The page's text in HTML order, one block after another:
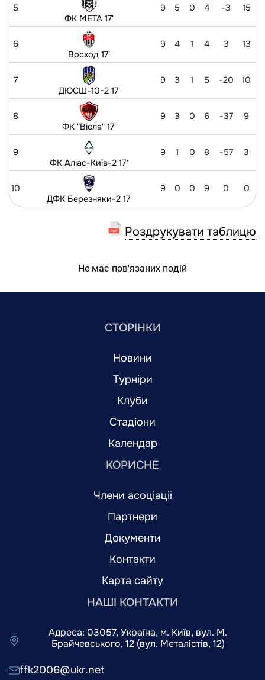
5
ФК МЕТА 17'
9 5 0 4 -3 15
6
Восход 17'
9 4 1 4 3 13
7
ДЮСШ-10-2 17'
9 3 1 5 -20 10
8
ФК "Вісла" 17'
9 3 0 6 -37 9
9
ФК Аліас-Київ-2 17ʼ
9 1 0 8 -57 3
10
ДФК Березняки-2 17'
9 0 0 9 0 0
Роздрукувати таблицю
Не має пов'язаних подій
СТОРІНКИ
Новини
Турніри
Клуби
Стадіони
Календар
КОРИСНЕ
Члени асоціації
Партнери
Документи
Контакти
Карта сайту
НАШІ КОНТАКТИ
Адреса: 03057, Україна, м. Київ, вул. М.
Брайчевського, 12 (вул. Металістів, 12)
ffk2006@ukr.net